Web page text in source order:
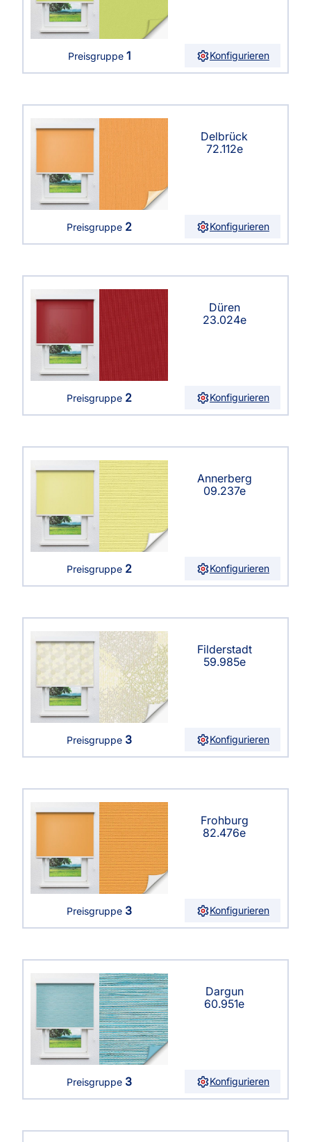
Preisgruppe 1 Konfigurieren
Delbrück
72.112e
Preisgruppe 2 Konfigurieren
Düren
23.024e
Preisgruppe 2 Konfigurieren
Annerberg
09.237e
Preisgruppe 2 Konfigurieren
Filderstadt
59.985e
Preisgruppe 3 Konfigurieren
Frohburg
82.476e
Preisgruppe 3 Konfigurieren
Dargun
60.951e
Preisgruppe 3 Konfigurieren